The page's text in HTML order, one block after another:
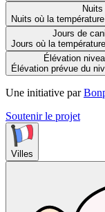
Nuits où la
Jours de
Jours où la
Élévation
Élévation prévue du
Une initiative par
Soutenir le projet
Villes